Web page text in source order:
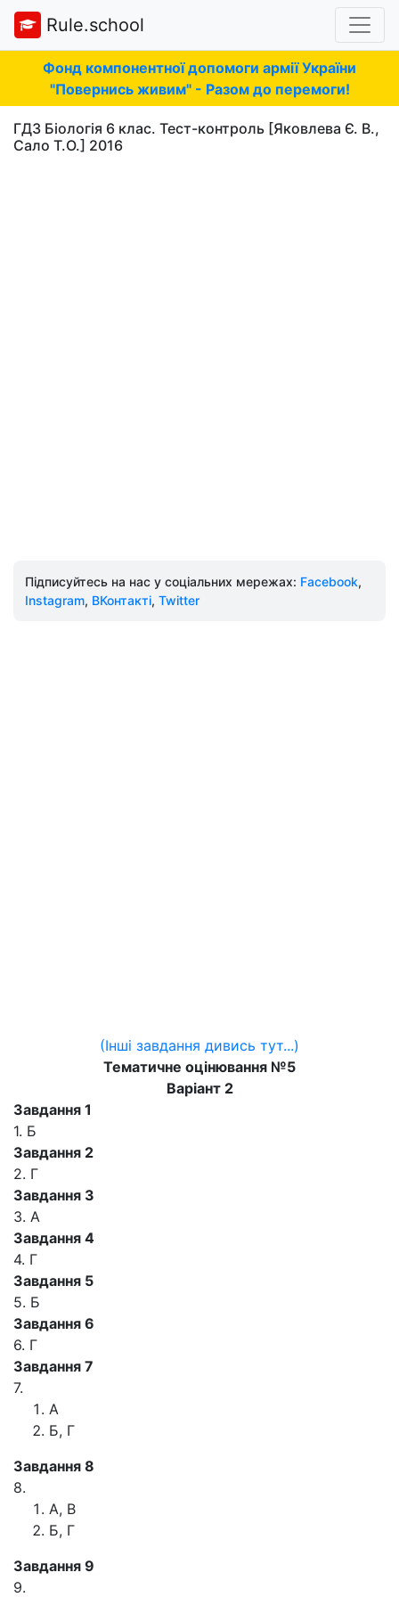
Rule.school
Фонд компонентної допомоги армії України
"Повернись живим" - Разом до перемоги!
ГДЗ Бiологiя 6 клас. Тест-контроль [Яковлева Є. В.,
Сало Т.О.] 2016
Підписуйтесь на нас у соціальних мережах: Facebook,
Instagram, ВКонтакті, Twitter
(Інші завдання дивись тут...)
Тематичне оцінювання №5
Варіант 2
Завдання 1
1. Б
Завдання 2
2. Г
Завдання 3
3. А
Завдання 4
4. Г
Завдання 5
5. Б
Завдання 6
6. Г
Завдання 7
7.
А
Б, Г
Завдання 8
8.
А, В
Б, Г
Завдання 9
9.